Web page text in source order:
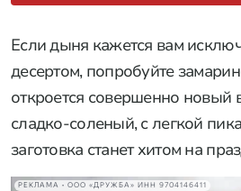
Если дыня кажется вам
десертом, попробуйте
откроется совершенно новый
сладко-соленый, с легкой
заготовка станет хитом на
РЕКЛАМА • ООО «ДРУЖБА» ИНН 9704146411